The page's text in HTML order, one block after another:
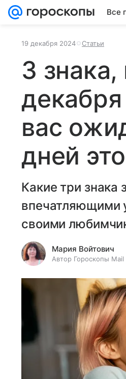
Все
19 декабря 2024 Статьи
3
вас
дней
Какие три знака
впечатляющими
своими
Мария Войтович
Автор Гороскопы Mail